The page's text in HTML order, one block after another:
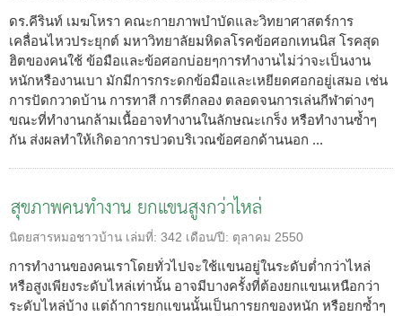
ดร.คีรินท์ เมฆโหรา คณะกายภาพบำบัดและวิทยาศาสตร์การ
เคลื่อนไหวประยุกต์ มหาวิทยาลัยมหิดลโรคข้อศอกเทนนิส โรคสุด
ฮิตของคนใช้ ข้อมือและข้อศอกบ่อยๆการทำงานไม่ว่าจะเป็นงาน
หนักหรืองานเบา มักมีการกระดกข้อมือและเหยียดศอกอยู่เสมอ เช่น
การปัดกวาดบ้าน การทาสี การตีกลอง ตลอดจนการเล่นกีฬาต่างๆ
ขณะที่ทำงานกล้ามเนื้ออาจทำงานในลักษณะเกร็ง หรือทำงานซ้ำๆ
กัน ส่งผลทำให้เกิดอาการปวดบริเวณข้อศอกด้านนอก ...
สุขภาพคนทำงาน ยกแขนสูงกว่าไหล่
นิตยสารหมอชาวบ้าน เล่มที่: 342 เดือน/ปี: ตุลาคม 2550
การทำงานของคนเราโดยทั่วไปจะใช้แขนอยู่ในระดับต่ำกว่าไหล่
หรือสูงเพียงระดับไหล่เท่านั้น อาจมีบางครั้งที่ต้องยกแขนเหนือกว่า
ระดับไหล่บ้าง แต่ถ้าการยกแขนนั้นเป็นการยกของหนัก หรือยกซ้ำๆ